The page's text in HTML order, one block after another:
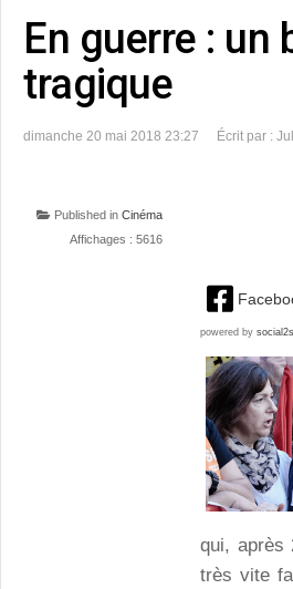
En guerre : un
tragique
dimanche 20 mai 2018 23:27 Écrit par :
Published in Cinéma
Affichages : 5616
powered by social2s
qui, après
très vite